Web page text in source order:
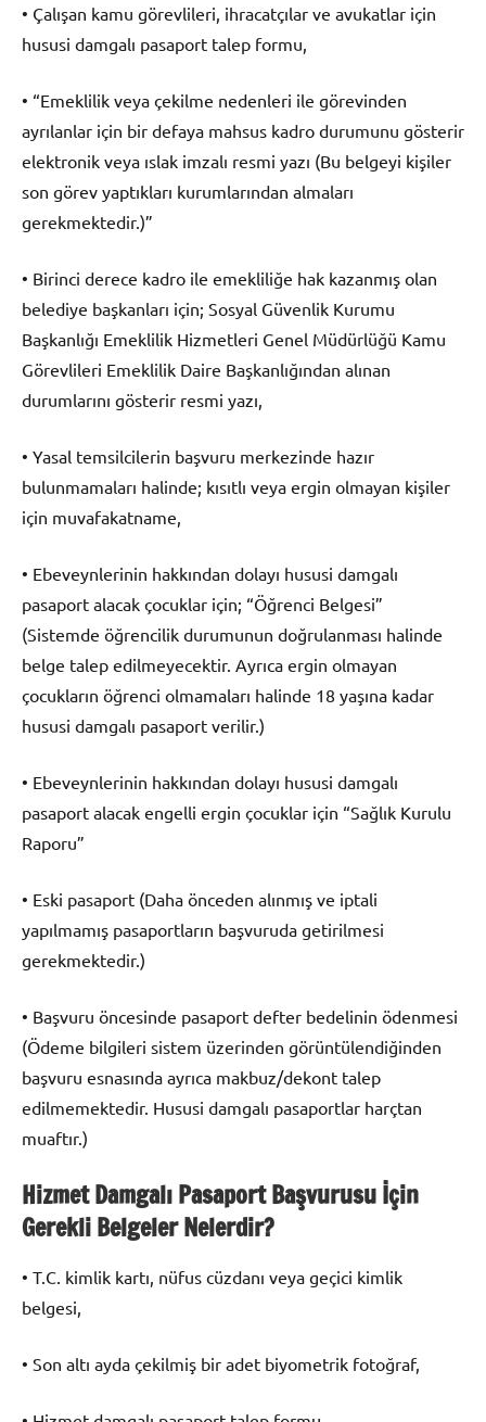
• Çalışan kamu görevlileri, ihracatçılar ve avukatlar için
hususi damgalı pasaport talep formu,
• “Emeklilik veya çekilme nedenleri ile görevinden
ayrılanlar için bir defaya mahsus kadro durumunu gösterir
elektronik veya ıslak imzalı resmi yazı (Bu belgeyi kişiler
son görev yaptıkları kurumlarından almaları
gerekmektedir.)”
• Birinci derece kadro ile emekliliğe hak kazanmış olan
belediye başkanları için; Sosyal Güvenlik Kurumu
Başkanlığı Emeklilik Hizmetleri Genel Müdürlüğü Kamu
Görevlileri Emeklilik Daire Başkanlığından alınan
durumlarını gösterir resmi yazı,
• Yasal temsilcilerin başvuru merkezinde hazır
bulunmamaları halinde; kısıtlı veya ergin olmayan kişiler
için muvafakatname,
• Ebeveynlerinin hakkından dolayı hususi damgalı
pasaport alacak çocuklar için; “Öğrenci Belgesi”
(Sistemde öğrencilik durumunun doğrulanması halinde
belge talep edilmeyecektir. Ayrıca ergin olmayan
çocukların öğrenci olmamaları halinde 18 yaşına kadar
hususi damgalı pasaport verilir.)
• Ebeveynlerinin hakkından dolayı hususi damgalı
pasaport alacak engelli ergin çocuklar için “Sağlık Kurulu
Raporu”
• Eski pasaport (Daha önceden alınmış ve iptali
yapılmamış pasaportların başvuruda getirilmesi
gerekmektedir.)
• Başvuru öncesinde pasaport defter bedelinin ödenmesi
(Ödeme bilgileri sistem üzerinden görüntülendiğinden
başvuru esnasında ayrıca makbuz/dekont talep
edilmemektedir. Hususi damgalı pasaportlar harçtan
muaftır.)
Hizmet Damgalı Pasaport Başvurusu İçin
Gerekli Belgeler Nelerdir?
• T.C. kimlik kartı, nüfus cüzdanı veya geçici kimlik
belgesi,
• Son altı ayda çekilmiş bir adet biyometrik fotoğraf,